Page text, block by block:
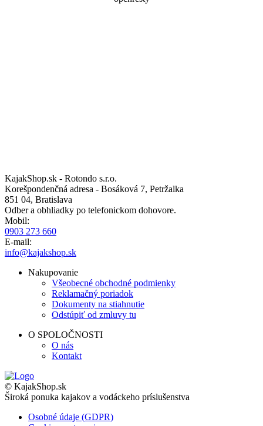
KajakShop.sk - Rotondo s.r.o.
Korešpondenčná adresa - Bosáková 7, Petržalka
851 04, Bratislava
Odber a obhliadky po telefonickom dohovore.
Mobil:
0903 273 660
E-mail:
info@kajakshop.sk
Nakupovanie
Všeobecné obchodné podmienky
Reklamačný poriadok
Dokumenty na stiahnutie
Odstúpiť od zmluvy tu
O SPOLOČNOSTI
O nás
Kontakt
© KajakShop.sk
Široká ponuka kajakov a vodáckeho príslušenstva
Osobné údaje (GDPR)